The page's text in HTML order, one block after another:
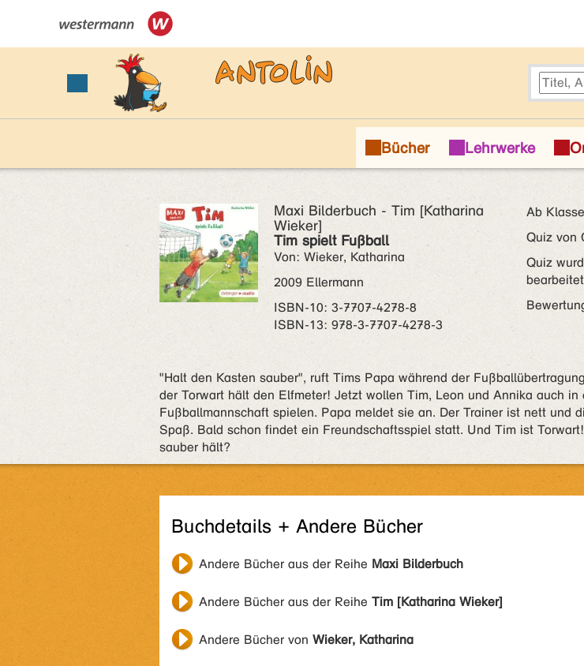
Maxi Bilderbuch - Tim [Katharina
Wieker]
Tim spielt Fußball
Von: Wieker, Katharina
2009 Ellermann
ISBN‑10: 3-7707-4278-8
ISBN‑13: 978-3-7707-4278-3
Ab
Quiz von
Quiz
"Halt den Kasten sauber", ruft Tims Papa während der
der Torwart hält den Elfmeter! Jetzt wollen Tim, Leon und Annika auch in
Fußballmannschaft spielen. Papa meldet sie an. Der Trainer ist nett und
Spaß. Bald schon findet ein Freundschaftsspiel statt. Und Tim ist
sauber hält?
Buchdetails + Andere Bücher
Andere Bücher aus der Reihe Maxi Bilderbuch
Andere Bücher aus der Reihe Tim [Katharina Wieker]
Andere Bücher von Wieker, Katharina